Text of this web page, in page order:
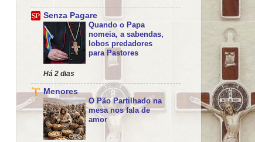
Senza Pagare
Quando o Papa
nomeia, a sabendas,
lobos predadores
para Pastores
Há 2 dias
Menores
O Pão Partilhado na
mesa nos fala de
amor